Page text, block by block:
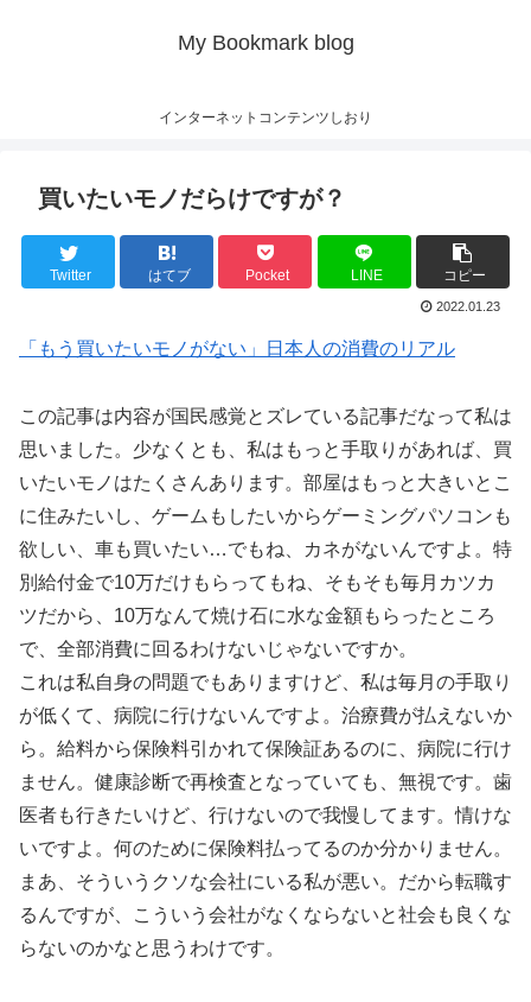
My Bookmark blog
インターネットコンテンツしおり
買いたいモノだらけですが？
Twitter はてブ Pocket LINE コピー
2022.01.23
「もう買いたいモノがない」日本人の消費のリアル
この記事は内容が国民感覚とズレている記事だなって私は
思いました。少なくとも、私はもっと手取りがあれば、買
いたいモノはたくさんあります。部屋はもっと大きいとこ
に住みたいし、ゲームもしたいからゲーミングパソコンも
欲しい、車も買いたい…でもね、カネがないんですよ。特
別給付金で10万だけもらってもね、そもそも毎月カツカ
ツだから、10万なんて焼け石に水な金額もらったところ
で、全部消費に回るわけないじゃないですか。
これは私自身の問題でもありますけど、私は毎月の手取り
が低くて、病院に行けないんですよ。治療費が払えないか
ら。給料から保険料引かれて保険証あるのに、病院に行け
ません。健康診断で再検査となっていても、無視です。歯
医者も行きたいけど、行けないので我慢してます。情けな
いですよ。何のために保険料払ってるのか分かりません。
まあ、そういうクソな会社にいる私が悪い。だから転職す
るんですが、こういう会社がなくならないと社会も良くな
らないのかなと思うわけです。